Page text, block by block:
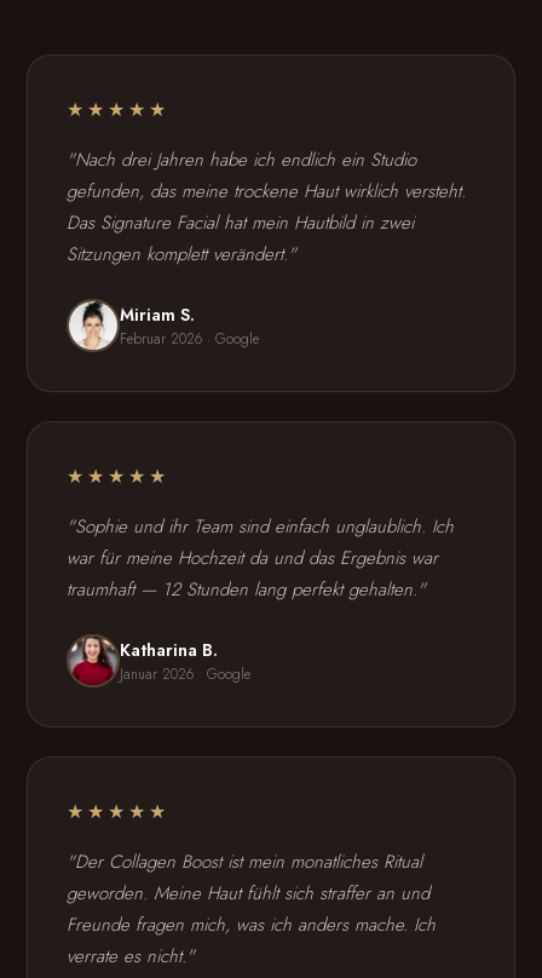
★★★★★
"Nach drei Jahren habe ich endlich ein Studio
gefunden, das meine trockene Haut wirklich versteht.
Das Signature Facial hat mein Hautbild in zwei
Sitzungen komplett verändert."
Miriam S.
Februar 2026 · Google
★★★★★
"Sophie und ihr Team sind einfach unglaublich. Ich
war für meine Hochzeit da und das Ergebnis war
traumhaft — 12 Stunden lang perfekt gehalten."
Katharina B.
Januar 2026 · Google
★★★★★
"Der Collagen Boost ist mein monatliches Ritual
geworden. Meine Haut fühlt sich straffer an und
Freunde fragen mich, was ich anders mache. Ich
verrate es nicht."